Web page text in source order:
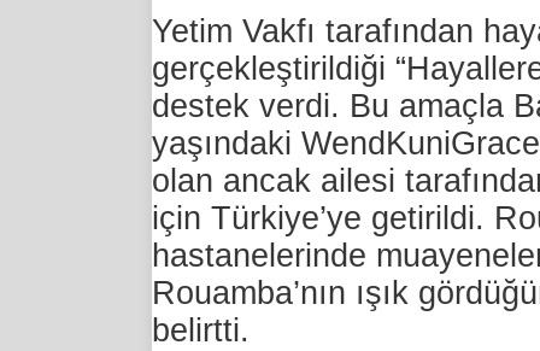
Yetim Vakfı tarafından
gerçekleştirildiği
destek verdi. Bu amaçla
yaşındaki
olan ancak ailesi
için Türkiye’ye getirildi.
hastanelerinde
Rouamba’nın ışık
belirtti.